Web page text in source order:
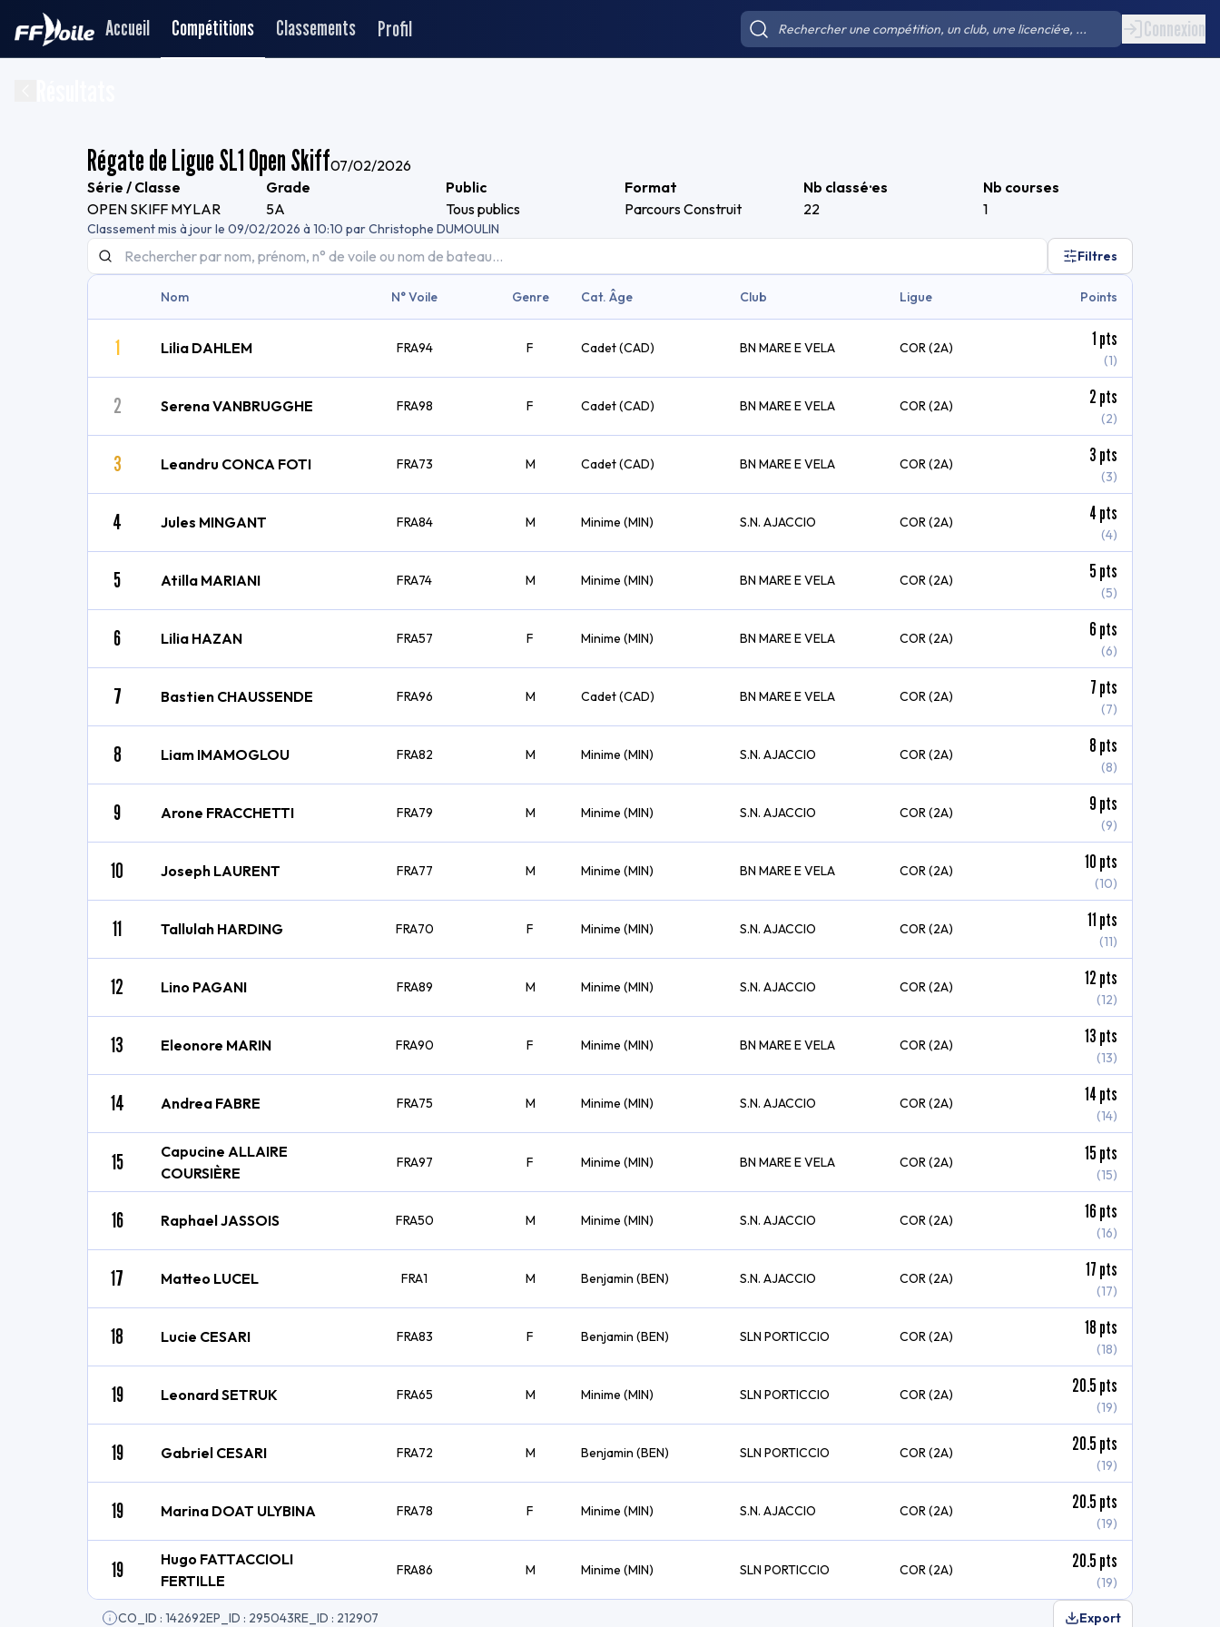
Accueil Compétitions Classements Profil Connexion
Régate de Ligue SL1 Open Skiff07/02/2026
Série / Classe
OPEN SKIFF MYLAR
Grade
5A
Public
Tous publics
Format
Parcours Construit
Nb classé·es
22
Nb courses
1
Classement mis à jour le 09/02/2026 à 10:10 parChristophe DUMOULIN
Filtres
Nom N° Voile Genre Cat. Âge Club Ligue Points
1 Lilia DAHLEM FRA94 F Cadet (CAD) BN MARE E VELA COR (2A) 1 pts
(1)
2 Serena VANBRUGGHE FRA98 F Cadet (CAD) BN MARE E VELA COR (2A) 2 pts
(2)
3 Leandru CONCA FOTI FRA73 M Cadet (CAD) BN MARE E VELA COR (2A) 3 pts
(3)
4 Jules MINGANT FRA84 M Minime (MIN) S.N. AJACCIO COR (2A) 4 pts
(4)
5 Atilla MARIANI FRA74 M Minime (MIN) BN MARE E VELA COR (2A) 5 pts
(5)
6 Lilia HAZAN FRA57 F Minime (MIN) BN MARE E VELA COR (2A) 6 pts
(6)
7 Bastien CHAUSSENDE FRA96 M Cadet (CAD) BN MARE E VELA COR (2A) 7 pts
(7)
8 Liam IMAMOGLOU FRA82 M Minime (MIN) S.N. AJACCIO COR (2A) 8 pts
(8)
9 Arone FRACCHETTI FRA79 M Minime (MIN) S.N. AJACCIO COR (2A) 9 pts
(9)
10 Joseph LAURENT FRA77 M Minime (MIN) BN MARE E VELA COR (2A) 10 pts
(10)
11 Tallulah HARDING FRA70 F Minime (MIN) S.N. AJACCIO COR (2A) 11 pts
(11)
12 Lino PAGANI FRA89 M Minime (MIN) S.N. AJACCIO COR (2A) 12 pts
(12)
13 Eleonore MARIN FRA90 F Minime (MIN) BN MARE E VELA COR (2A) 13 pts
(13)
14 Andrea FABRE FRA75 M Minime (MIN) S.N. AJACCIO COR (2A) 14 pts
(14)
15
Capucine ALLAIRE
COURSIÈRE
FRA97 F Minime (MIN) BN MARE E VELA COR (2A) 15 pts
(15)
16 Raphael JASSOIS FRA50 M Minime (MIN) S.N. AJACCIO COR (2A) 16 pts
(16)
17 Matteo LUCEL FRA1 M Benjamin (BEN) S.N. AJACCIO COR (2A) 17 pts
(17)
18 Lucie CESARI FRA83 F Benjamin (BEN) SLN PORTICCIO COR (2A) 18 pts
(18)
19 Leonard SETRUK FRA65 M Minime (MIN) SLN PORTICCIO COR (2A) 20.5 pts
(19)
19 Gabriel CESARI FRA72 M Benjamin (BEN) SLN PORTICCIO COR (2A) 20.5 pts
(19)
19 Marina DOAT ULYBINA FRA78 F Minime (MIN) S.N. AJACCIO COR (2A) 20.5 pts
(19)
19
Hugo FATTACCIOLI
FERTILLE
FRA86 M Minime (MIN) SLN PORTICCIO COR (2A) 20.5 pts
(19)
CO_ID : 142692EP_ID : 295043RE_ID : 212907 Export